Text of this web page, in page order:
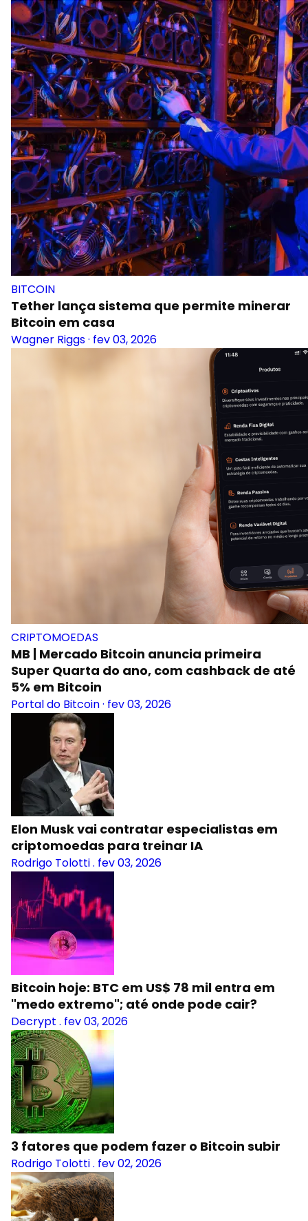
BITCOIN
Tether lança sistema que permite minerar
Bitcoin em casa
Wagner Riggs· fev 03, 2026
CRIPTOMOEDAS
MB | Mercado Bitcoin anuncia primeira
Super Quarta do ano, com cashback de até
5% em Bitcoin
Portal do Bitcoin· fev 03, 2026
Elon Musk vai contratar especialistas em
criptomoedas para treinar IA
Rodrigo Tolotti. fev 03, 2026
Bitcoin hoje: BTC em US$ 78 mil entra em
"medo extremo"; até onde pode cair?
Decrypt . fev 03, 2026
3 fatores que podem fazer o Bitcoin subir
Rodrigo Tolotti. fev 02, 2026